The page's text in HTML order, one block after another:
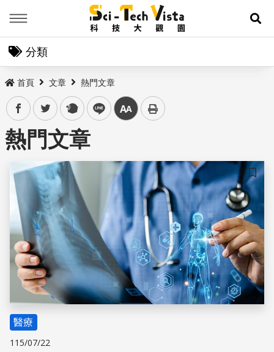
展
分類
首頁 文章 熱門文章
facebooktwitter plurk line 中
熱門文章
儲存
醫療
115/07/22